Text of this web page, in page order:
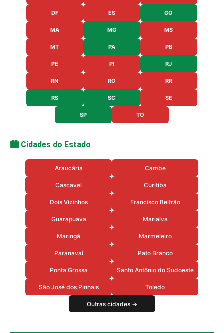
DF ES GO
MA MG MS
MT PA PB
PE PI RJ
RN RO RR
RS SC SE
SP TO
🏙️ Cidades do Estado
Araucária Cambe
Cascavel Curitiba
Dois Vizinhos Francisco Beltrão
Guarapuava Marialva
Maringá Marmeleiro
Paranavaí Pato Branco
Ponta Grossa Santo Antônio do Sudoeste
São José dos Pinhais Toledo
Outras cidades →